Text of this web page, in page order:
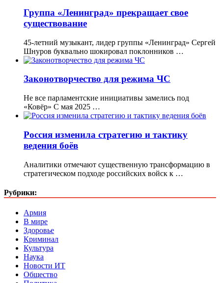
Группа «Ленинград» прекращает свое
существование
45-летний музыкант, лидер группы «Ленинград» Сергей
Шнуров буквально шокировал поклонников …
Законотворчество для режима ЧС
Не все парламентские инициативы замелись под
«Ковёр» С мая 2025 …
Россия изменила стратегию и тактику
ведения боёв
Аналитики отмечают существенную трансформацию в
стратегическом подходе российских войск к …
Рубрики:
Армия
В мире
Здоровье
Криминал
Культура
Наука
Новости ИТ
Общество